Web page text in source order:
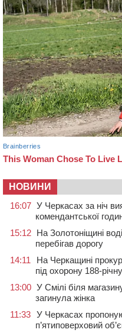
НОВИНИ
16:07 У Черкасах за ніч
комендантської
15:12 На Золотоніщині
перебігав дорогу
14:11
На Черкащині
під охорону 188-
13:00 У Смілі біля
загинула жінка
11:33 У Черкасах
п’ятиповерховий